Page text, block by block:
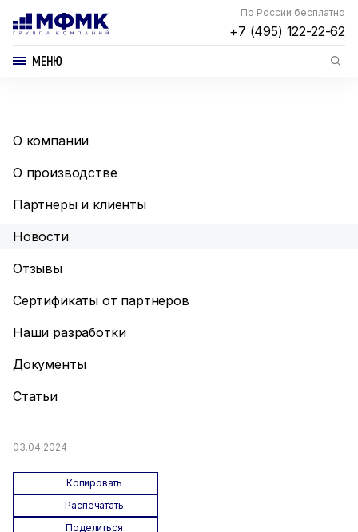
По России бесплатно
+7 (495) 122-22-62
МЕНЮ
О компании
О производстве
Партнеры и клиенты
Новости
Отзывы
Сертификаты от партнеров
Наши разработки
Документы
Статьи
03.04.2024
Копировать
Распечатать
Поделиться